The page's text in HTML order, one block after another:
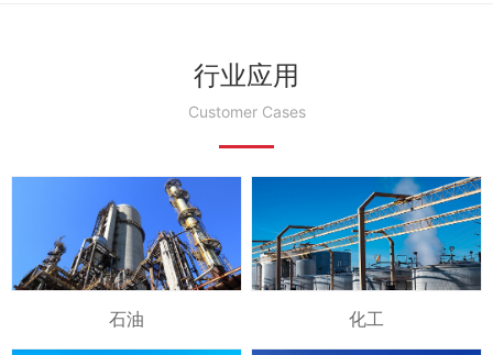
行业应用
Customer Cases
石油 化工